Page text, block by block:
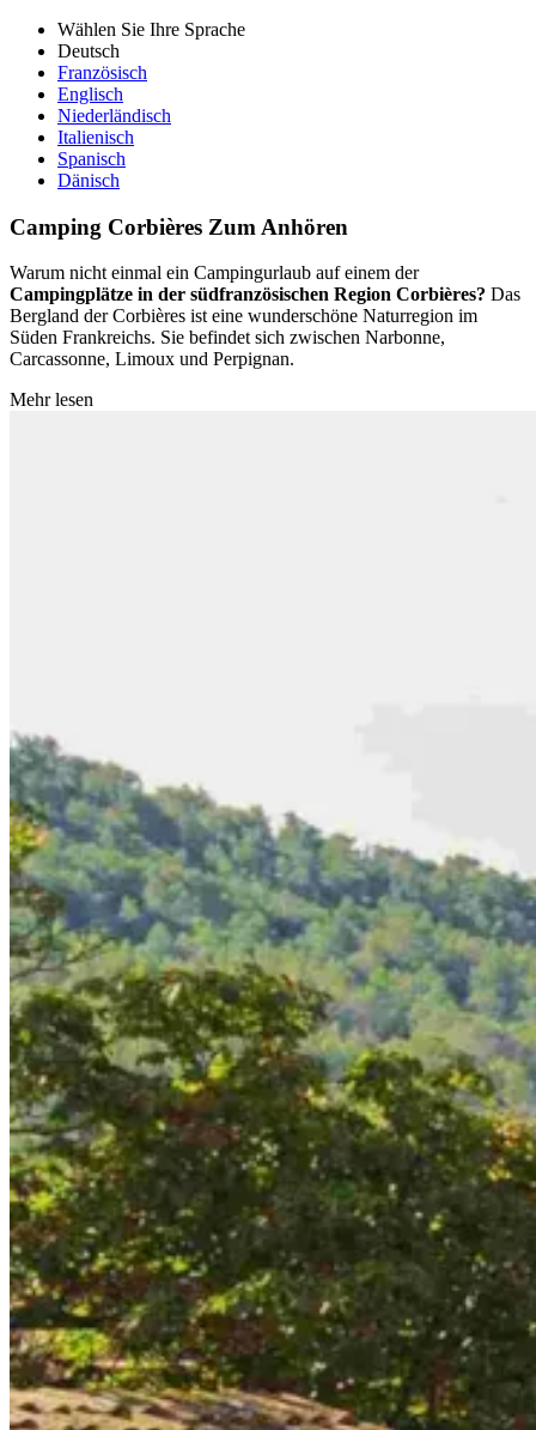
Wählen Sie Ihre Sprache
Deutsch
Französisch
Englisch
Niederländisch
Italienisch
Spanisch
Dänisch
Camping Corbières Zum Anhören
Warum nicht einmal ein Campingurlaub auf einem der
Campingplätze in der südfranzösischen Region Corbières? Das
Bergland der Corbières ist eine wunderschöne Naturregion im
Süden Frankreichs. Sie befindet sich zwischen Narbonne,
Carcassonne, Limoux und Perpignan.
Mehr lesen